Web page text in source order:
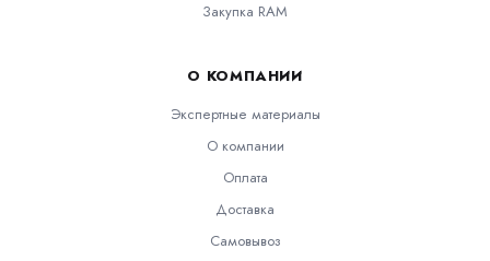
Закупка RAM
О КОМПАНИИ
Экспертные материалы
О компании
Оплата
Доставка
Самовывоз